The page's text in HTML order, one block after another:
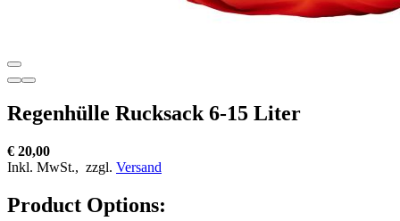
Regenhülle Rucksack 6-15 Liter
€ 20,00
Inkl. MwSt., zzgl. Versand
Product Options: